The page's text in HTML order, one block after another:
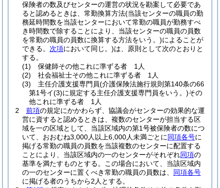
保険者の数及びセンターの運営の状況を勘案して必要であ
ると認めるときは、常勤換算方法(当該センターの職員の勤
務延時間数を当該センターにおいて常勤の職員が勤務すべ
き時間数で除することにより、当該センターの職員の員数
を常勤の職員の員数に換算する方法をいう。)によることが
できる。 次項において同じ。)は、原則として次のとおりと
する。
(1)
保健師その他これに準ずる者 1人
(2)
社会福祉士その他これに準ずる者 1人
(3)
主任介護支援専門員(介護保険法施行規則第140条の66
第1号イ(3)に規定する主任介護支援専門員をいう。)その
他これに準ずる者 1人
2
前項の規定にかかわらず、協議会がセンターの効果的な運
営に資すると認めるときは、複数のセンターが担当する区
域を一の区域として、当該区域内の第1号被保険者の数につ
いて、おおむね3,000人以上6,000人未満ごとに同項各号に
掲げる常勤の職員の員数を当該複数のセンターに配置する
ことにより、当該区域内の一のセンターがそれぞれ同項の
基準を満たすものとする。
この場合において、当該区域内
の一のセンターに置くべき常勤の職員の員数は、 同項各号
に掲げる者のうちから2人とする。